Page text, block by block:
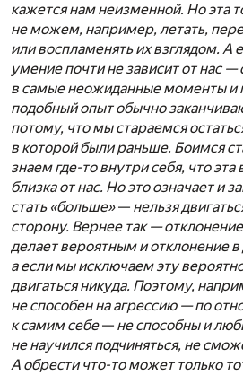
кажется нам неизменной. Но эта
не можем, например, летать,
или воспламенять их взглядом. А
умение почти не зависит от нас —
в самые неожиданные моменты и
подобный опыт обычно
потому, что мы стараемся
в которой были раньше. Боимся
знаем где-то внутри себя, что
близка от нас. Но это означает и
стать «больше»— нельзя
сторону. Вернее так —
делает вероятным и отклонение
а если мы исключаем эту
двигаться никуда. Поэтому,
не способен на агрессию — по
к самим себе— не способны и
не научился подчиняться, не
А обрести что-то может только